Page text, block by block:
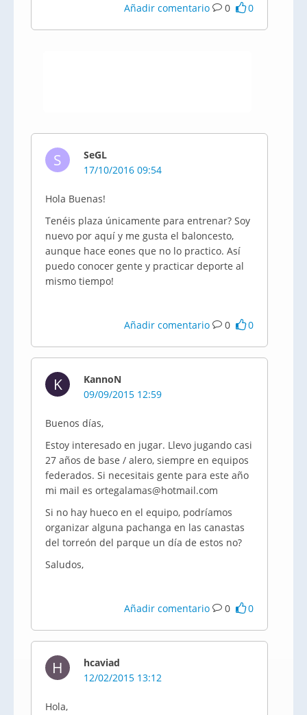
Añadir comentario 0 0
S
SeGL
17/10/2016 09:54
Hola Buenas!
Tenéis plaza únicamente para entrenar? Soy
nuevo por aquí y me gusta el baloncesto,
aunque hace eones que no lo practico. Así
puedo conocer gente y practicar deporte al
mismo tiempo!
Añadir comentario 0 0
K
KannoN
09/09/2015 12:59
Buenos días,
Estoy interesado en jugar. Llevo jugando casi
27 años de base / alero, siempre en equipos
federados. Si necesitais gente para este año
mi mail es ortegalamas@hotmail.com
Si no hay hueco en el equipo, podríamos
organizar alguna pachanga en las canastas
del torreón del parque un día de estos no?
Saludos,
Añadir comentario 0 0
H
hcaviad
12/02/2015 13:12
Hola,